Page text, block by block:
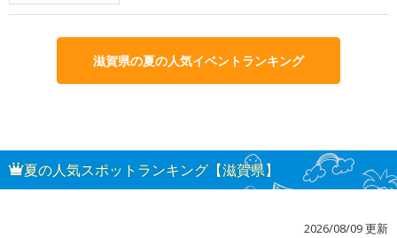
滋賀県の夏の人気イベントランキング
夏の人気スポットランキング【滋賀県】
2026/08/09 更新